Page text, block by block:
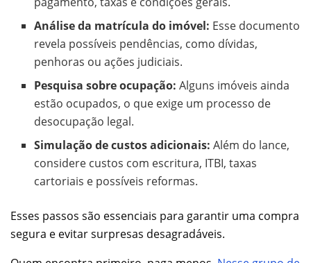
Análise da matrícula do imóvel: Esse documento
revela possíveis pendências, como dívidas,
penhoras ou ações judiciais.
Pesquisa sobre ocupação: Alguns imóveis ainda
estão ocupados, o que exige um processo de
desocupação legal.
Simulação de custos adicionais: Além do lance,
considere custos com escritura, ITBI, taxas
cartoriais e possíveis reformas.
Esses passos são essenciais para garantir uma compra
segura e evitar surpresas desagradáveis.